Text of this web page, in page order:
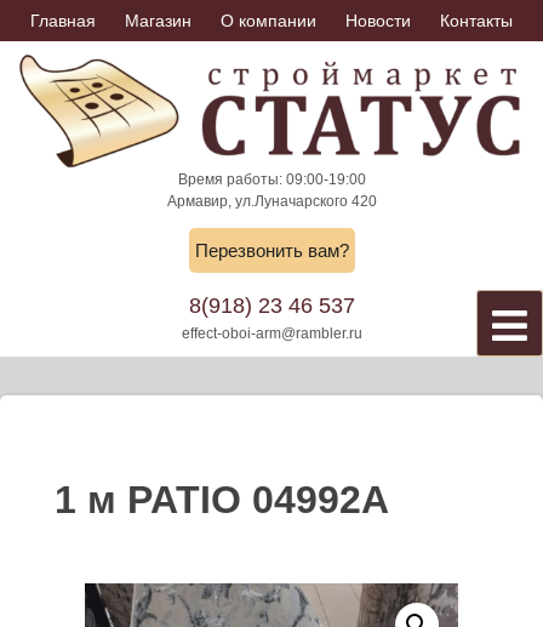
Skip
to
content
Главная Магазин О компании Новости Контакты
Время работы: 09:00-19:00
Армавир, ул.Луначарского 420
Перезвонить вам?
8(918) 23 46 537
effect-oboi-arm@rambler.ru
1 м PATIO 04992A